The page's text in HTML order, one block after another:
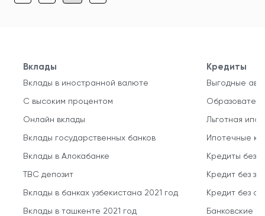
Вклады
Вклады в иностранной валюте
С высоким процентом
Онлайн вклады
Вклады государственных банков
Вклады в Алокабанке
TBC депозит
Вклады в банках узбекистана 2021 год
Вклады в ташкенте 2021 год
Кредиты
Выгодные
Льготная
Ипотечные
Кредиты без
Кредит без
Кредит без
Банковские